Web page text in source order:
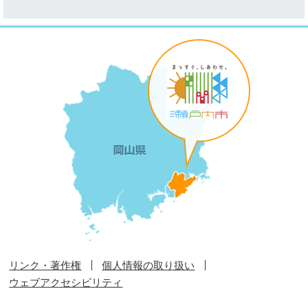
リンク・著作権
個人情報の取り扱い
ウェブアクセシビリティ